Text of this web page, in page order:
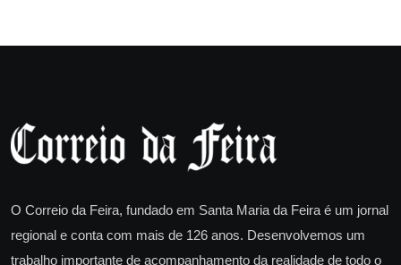
O Correio da Feira, fundado em Santa Maria da Feira é um jornal
regional e conta com mais de 126 anos. Desenvolvemos um
trabalho importante de acompanhamento da realidade de todo o